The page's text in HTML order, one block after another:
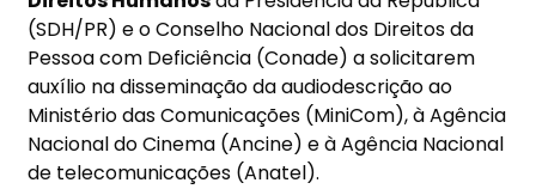
(SDH/PR) e o Conselho Nacional dos Direitos da
Pessoa com Deficiência (Conade) a solicitarem
auxílio na disseminação da audiodescrição ao
Ministério das Comunicações (MiniCom), à Agência
Nacional do Cinema (Ancine) e à Agência Nacional
de telecomunicações (Anatel).